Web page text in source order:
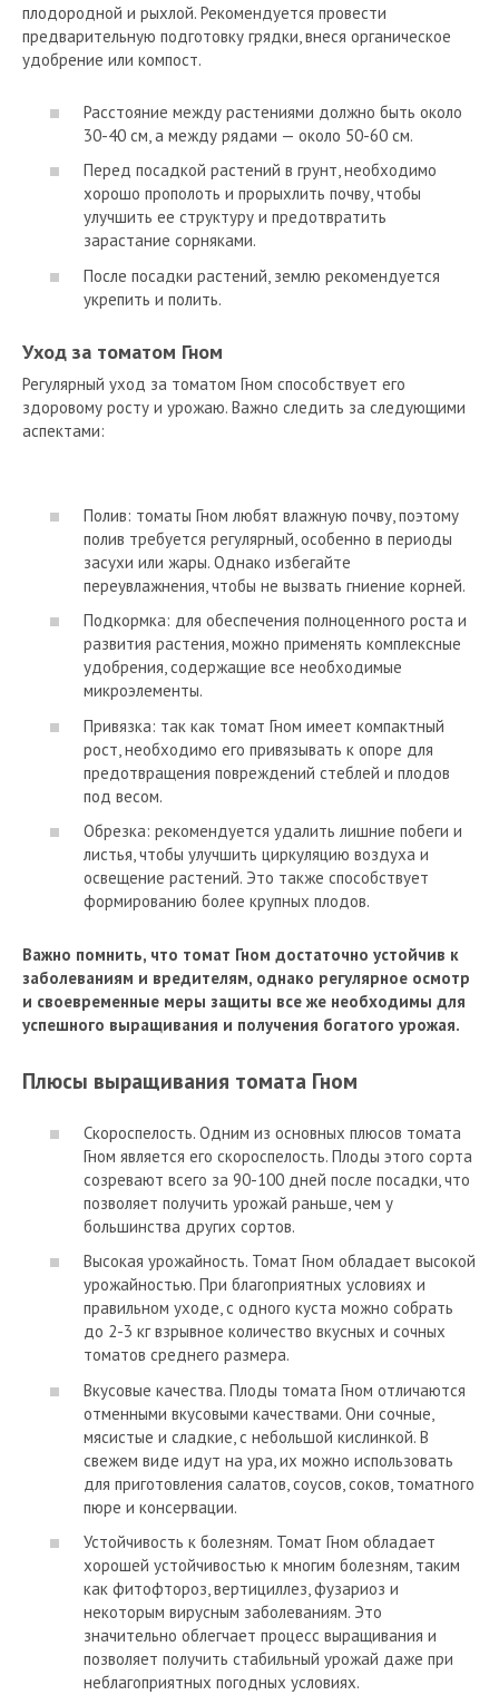
плодородной и рыхлой. Рекомендуется провести
предварительную подготовку грядки, внеся органическое
удобрение или компост.
Расстояние между растениями должно быть около
30-40 см, а между рядами — около 50-60 см.
Перед посадкой растений в грунт, необходимо
хорошо прополоть и прорыхлить почву, чтобы
улучшить ее структуру и предотвратить
зарастание сорняками.
После посадки растений, землю рекомендуется
укрепить и полить.
Уход за томатом Гном
Регулярный уход за томатом Гном способствует его
здоровому росту и урожаю. Важно следить за следующими
аспектами:
Полив: томаты Гном любят влажную почву, поэтому
полив требуется регулярный, особенно в периоды
засухи или жары. Однако избегайте
переувлажнения, чтобы не вызвать гниение корней.
Подкормка: для обеспечения полноценного роста и
развития растения, можно применять комплексные
удобрения, содержащие все необходимые
микроэлементы.
Привязка: так как томат Гном имеет компактный
рост, необходимо его привязывать к опоре для
предотвращения повреждений стеблей и плодов
под весом.
Обрезка: рекомендуется удалить лишние побеги и
листья, чтобы улучшить циркуляцию воздуха и
освещение растений. Это также способствует
формированию более крупных плодов.
Важно помнить, что томат Гном достаточно устойчив к
заболеваниям и вредителям, однако регулярное осмотр
и своевременные меры защиты все же необходимы для
успешного выращивания и получения богатого урожая.
Плюсы выращивания томата Гном
Скороспелость. Одним из основных плюсов томата
Гном является его скороспелость. Плоды этого сорта
созревают всего за 90-100 дней после посадки, что
позволяет получить урожай раньше, чем у
большинства других сортов.
Высокая урожайность. Томат Гном обладает высокой
урожайностью. При благоприятных условиях и
правильном уходе, с одного куста можно собрать
до 2-3 кг взрывное количество вкусных и сочных
томатов среднего размера.
Вкусовые качества. Плоды томата Гном отличаются
отменными вкусовыми качествами. Они сочные,
мясистые и сладкие, с небольшой кислинкой. В
свежем виде идут на ура, их можно использовать
для приготовления салатов, соусов, соков, томатного
пюре и консервации.
Устойчивость к болезням. Томат Гном обладает
хорошей устойчивостью к многим болезням, таким
как фитофтороз, вертициллез, фузариоз и
некоторым вирусным заболеваниям. Это
значительно облегчает процесс выращивания и
позволяет получить стабильный урожай даже при
неблагоприятных погодных условиях.